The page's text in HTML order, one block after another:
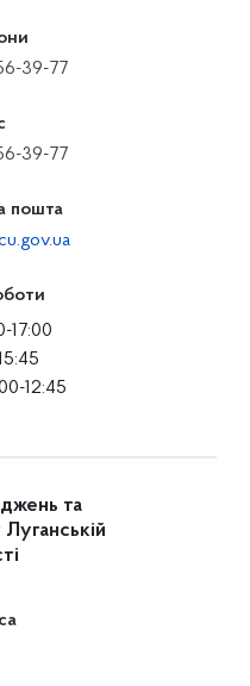
39-77
39-77
пошта
17:00
12:45
та